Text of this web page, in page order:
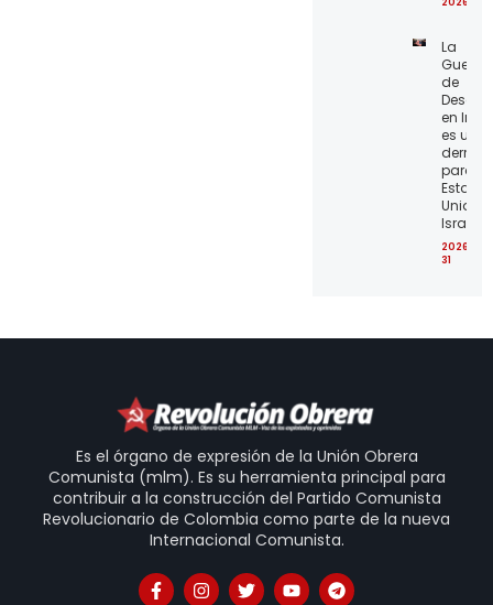
La
Guerra
de
en Irán
es una
derrota
para
Unidos
Israel
2026-
31
Es el órgano de expresión de la Unión Obrera
Comunista (mlm). Es su herramienta principal para
contribuir a la construcción del Partido Comunista
Revolucionario de Colombia como parte de la nueva
Internacional Comunista.